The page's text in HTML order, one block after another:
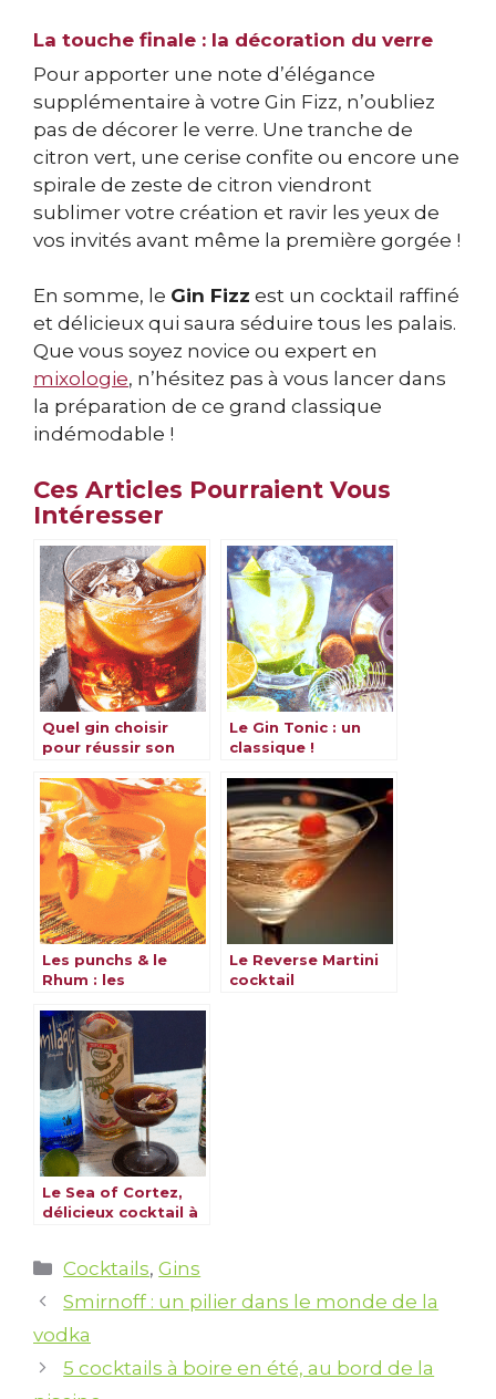
La touche finale : la décoration du verre
Pour apporter une note d’élégance
supplémentaire à votre Gin Fizz, n’oubliez
pas de décorer le verre. Une tranche de
citron vert, une cerise confite ou encore une
spirale de zeste de citron viendront
sublimer votre création et ravir les yeux de
vos invités avant même la première gorgée !
En somme, le Gin Fizz est un cocktail raffiné
et délicieux qui saura séduire tous les palais.
Que vous soyez novice ou expert en
mixologie, n’hésitez pas à vous lancer dans
la préparation de ce grand classique
indémodable !
Ces Articles Pourraient Vous
Intéresser
Quel gin choisir
pour réussir son
Le Gin Tonic : un
classique !
Les punchs & le
Rhum : les
Le Reverse Martini
cocktail
Le Sea of Cortez,
délicieux cocktail à
Catégories
Cocktails,Gins
Smirnoff : un pilier dans le monde de la
vodka
5 cocktails à boire en été, au bord de la